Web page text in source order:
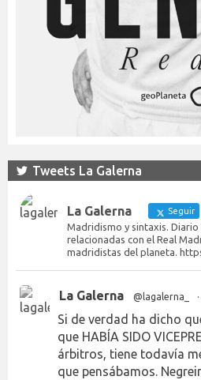
Tweets La Galerna
La Galerna Seguir
Madridismo y sintaxis.
relacionadas con el Real
madridistas del planeta.
La Galerna @lagalerna_ ·
Si de verdad ha dicho
que HABÍA SIDO
árbitros, tiene todavía
que pensábamos.